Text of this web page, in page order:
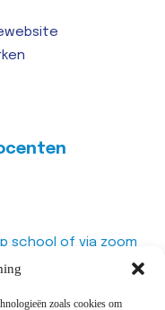
zoals cookies om
school of via zoom